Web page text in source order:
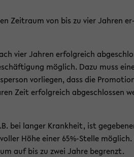
Zeit­raum von bis zu vier Jah­ren er­
vier Jah­ren er­folg­reich
mög­lich. Dazu muss
vor­lie­gen, dass die
Zeit er­folg­reich ab­ge­schlos­sen
bei lan­ger Krank­heit, ist
Höhe einer 65%-​Stelle mög­lich.
auf bis zu zwei Jahre be­grenzt.